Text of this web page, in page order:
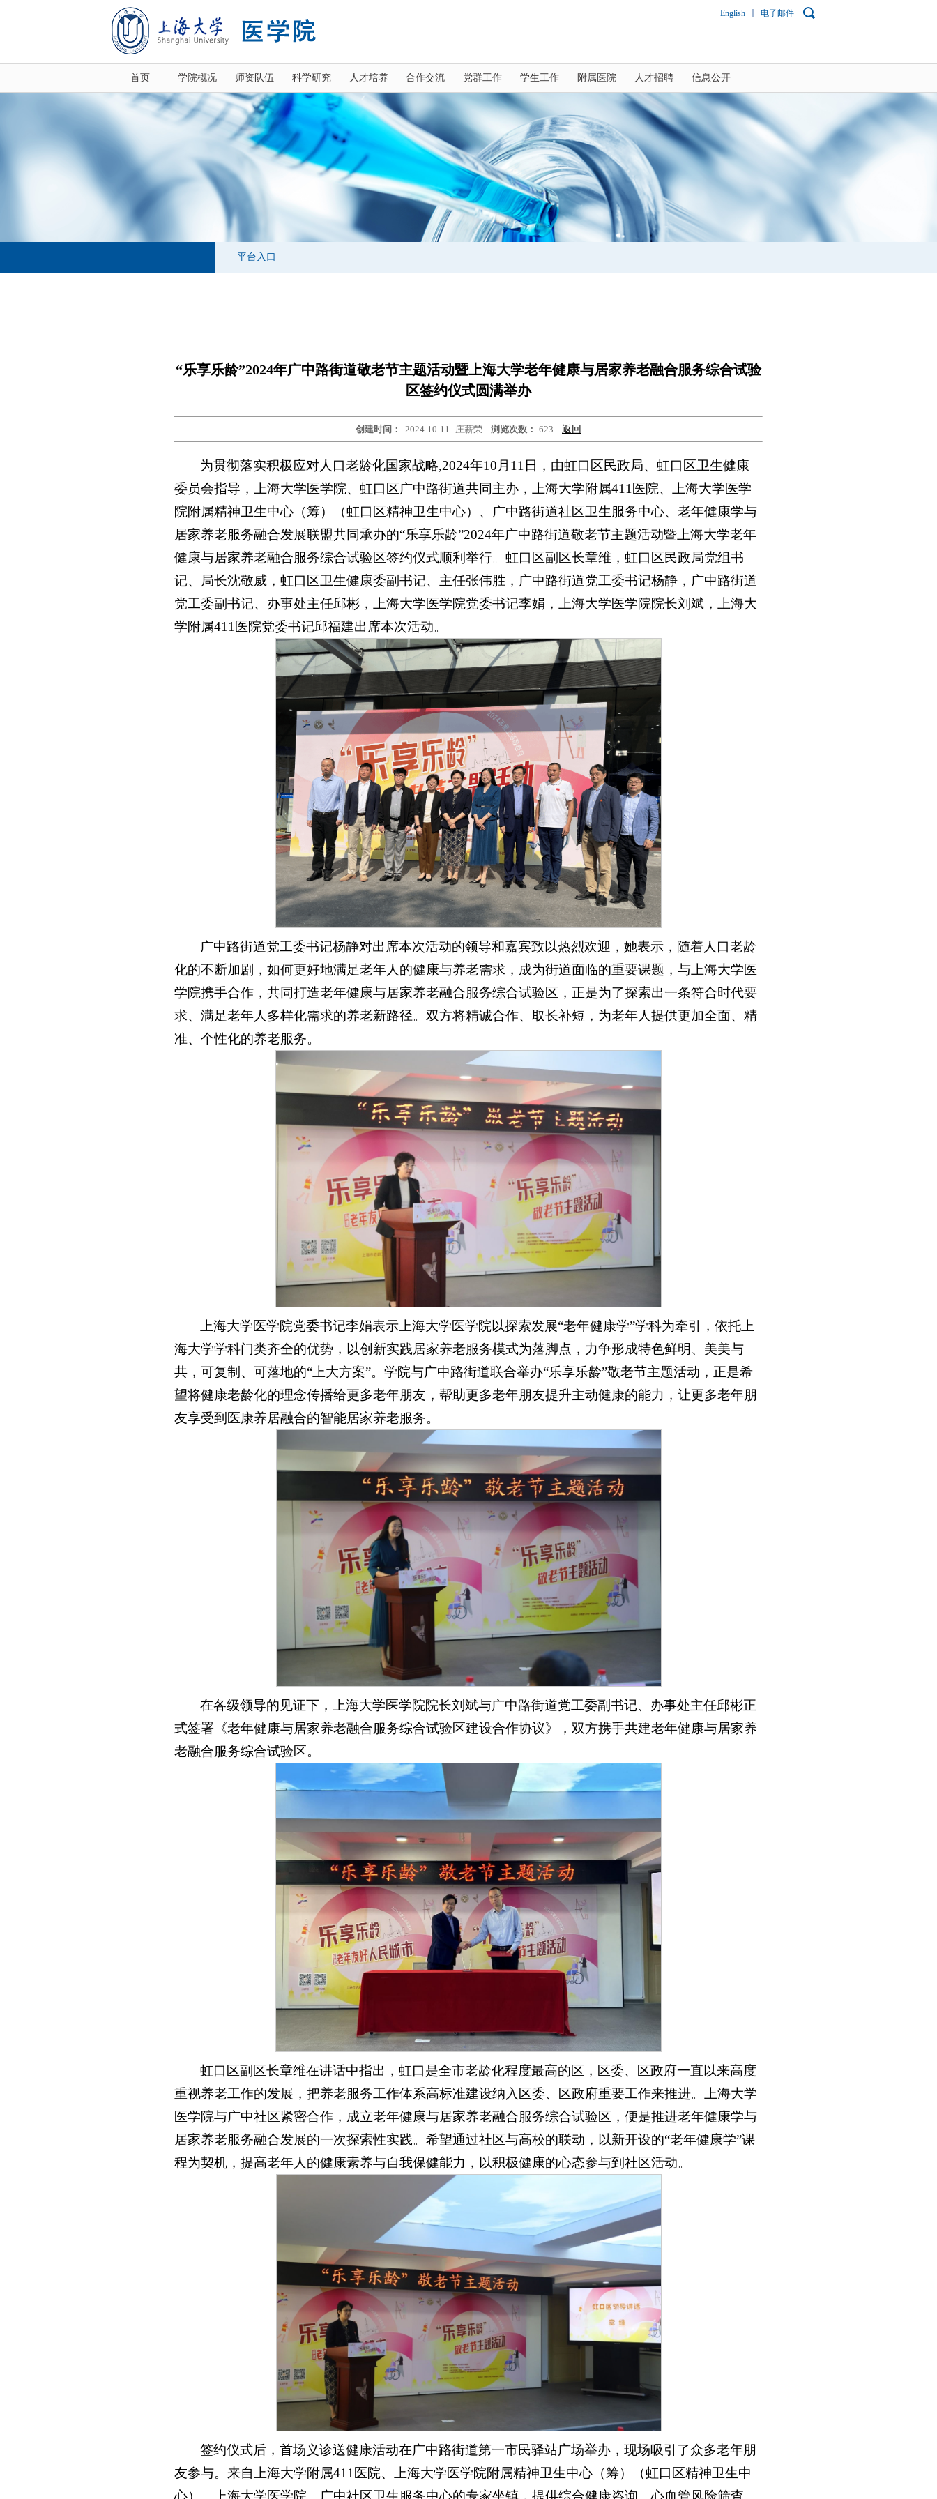
English 电子邮件
首页 学院概况 师资队伍 科学研究 人才培养 合作交流 党群工作 学生工作 附属医院 人才招聘 信息公开
平台入口
“乐享乐龄”2024年广中路街道敬老节主题活动暨上海大学老年​健康与居家养老融合服务综合试验
区签约仪式圆满举办
创建时间： 2024-10-11 庄薪荣 浏览次数： 623 返回
为贯彻落实积极应对人口老龄化国家战略,2024年10月11日，由虹口区民政局、虹口区卫生健康
委员会指导，上海大学医学院、虹口区广中路街道共同主办，上海大学附属411医院、上海大学医学
院附属精神卫生中心（筹）（虹口区精神卫生中心）、广中路街道社区卫生服务中心、老年健康学与
居家养老服务融合发展联盟共同承办的“乐享乐龄”2024年广中路街道敬老节主题活动暨上海大学老年
健康与居家养老融合服务综合试验区签约仪式顺利举行。 虹口区副区长章维，虹口区民政局党组书
记、局长沈敬威，虹口区卫生健康委副书记、主任张伟胜， 广中路街道党工委书记杨静，广中路街道
党工委副书记、办事处主任邱彬，上海大学医学院党委书记李娟，上海大学医学院院长刘斌，上海大
学附属411医院党委书记邱福建出席本次活动。
广中路街道党工委书记杨静对出席本次活动的领导和嘉宾致以热烈欢迎，她表示，随着人口老龄
化的不断加剧，如何更好地满足老年人的健康与养老需求，成为街道面临的重要课题，与上海大学医
学院携手合作，共同打造老年健康与居家养老融合服务综合试验区，正是为了探索出一条符合时代要
求、满足老年人多样化需求的养老新路径。双方将精诚合作、取长补短，为老年人提供更加全面、精
准、个性化的养老服务。
上海大学医学院党委书记李娟表示上海大学医学院以探索发展“老年健康学”学科为牵引，依托上
海大学学科门类齐全的优势，以创新实践居家养老服务模式为落脚点，力争形成特色鲜明、美美与
共，可复制、可落地的“上大方案”。学院与广中路街道联合举办“乐享乐龄”敬老节主题活动，正是希
望将健康老龄化的理念传播给更多老年朋友，帮助更多老年朋友提升主动健康的能力，让更多老年朋
友享受到医康养居融合的智能居家养老服务。
在各级领导的见证下，上海大学医学院院长刘斌与广中路街道党工委副书记、办事处主任邱彬正
式签署《老年健康与居家养老融合服务综合试验区建设合作协议》，双方携手共建老年健康与居家养
老融合服务综合试验区。
虹口区副区长章维在讲话中指出，虹口是全市老龄化程度最高的区，区委、区政府一直以来高度
重视养老工作的发展，把养老服务工作体系高标准建设纳入区委、区政府重要工作来推进。上海大学
医学院与广中社区紧密合作，成立老年健康与居家养老融合服务综合试验区，便是推进老年健康学与
居家养老服务融合发展的一次探索性实践。希望通过社区与高校的联动，以新开设的“老年健康学”课
程为契机，提高老年人的健康素养与自我保健能力，以积极健康的心态参与到社区活动。
签约仪式后，首场义诊送健康活动在广中路街道第一市民驿站广场举办，现场吸引了众多老年朋
友参与。来自上海大学附属411医院、上海大学医学院附属精神卫生中心（筹）（虹口区精神卫生中
心）、上海大学医学院、广中社区卫生服务中心的专家坐镇，提供综合健康咨询、心血管风险筛查、